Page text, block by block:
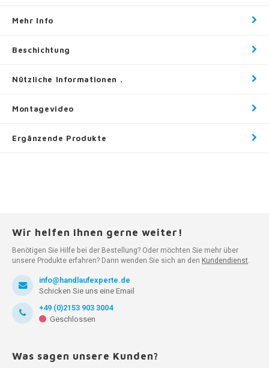
Mehr Info
Beschichtung
Nützliche Informationen .
Montagevideo
Ergänzende Produkte
Wir helfen Ihnen gerne weiter!
Benötigen Sie Hilfe bei der Bestellung? Oder möchten Sie mehr über
unsere Produkte erfahren? Dann wenden Sie sich an den Kundendienst.
info@handlaufexperte.de
Schicken Sie uns eine Email
+49 (0)2153 903 3004
Geschlossen
Was sagen unsere Kunden?